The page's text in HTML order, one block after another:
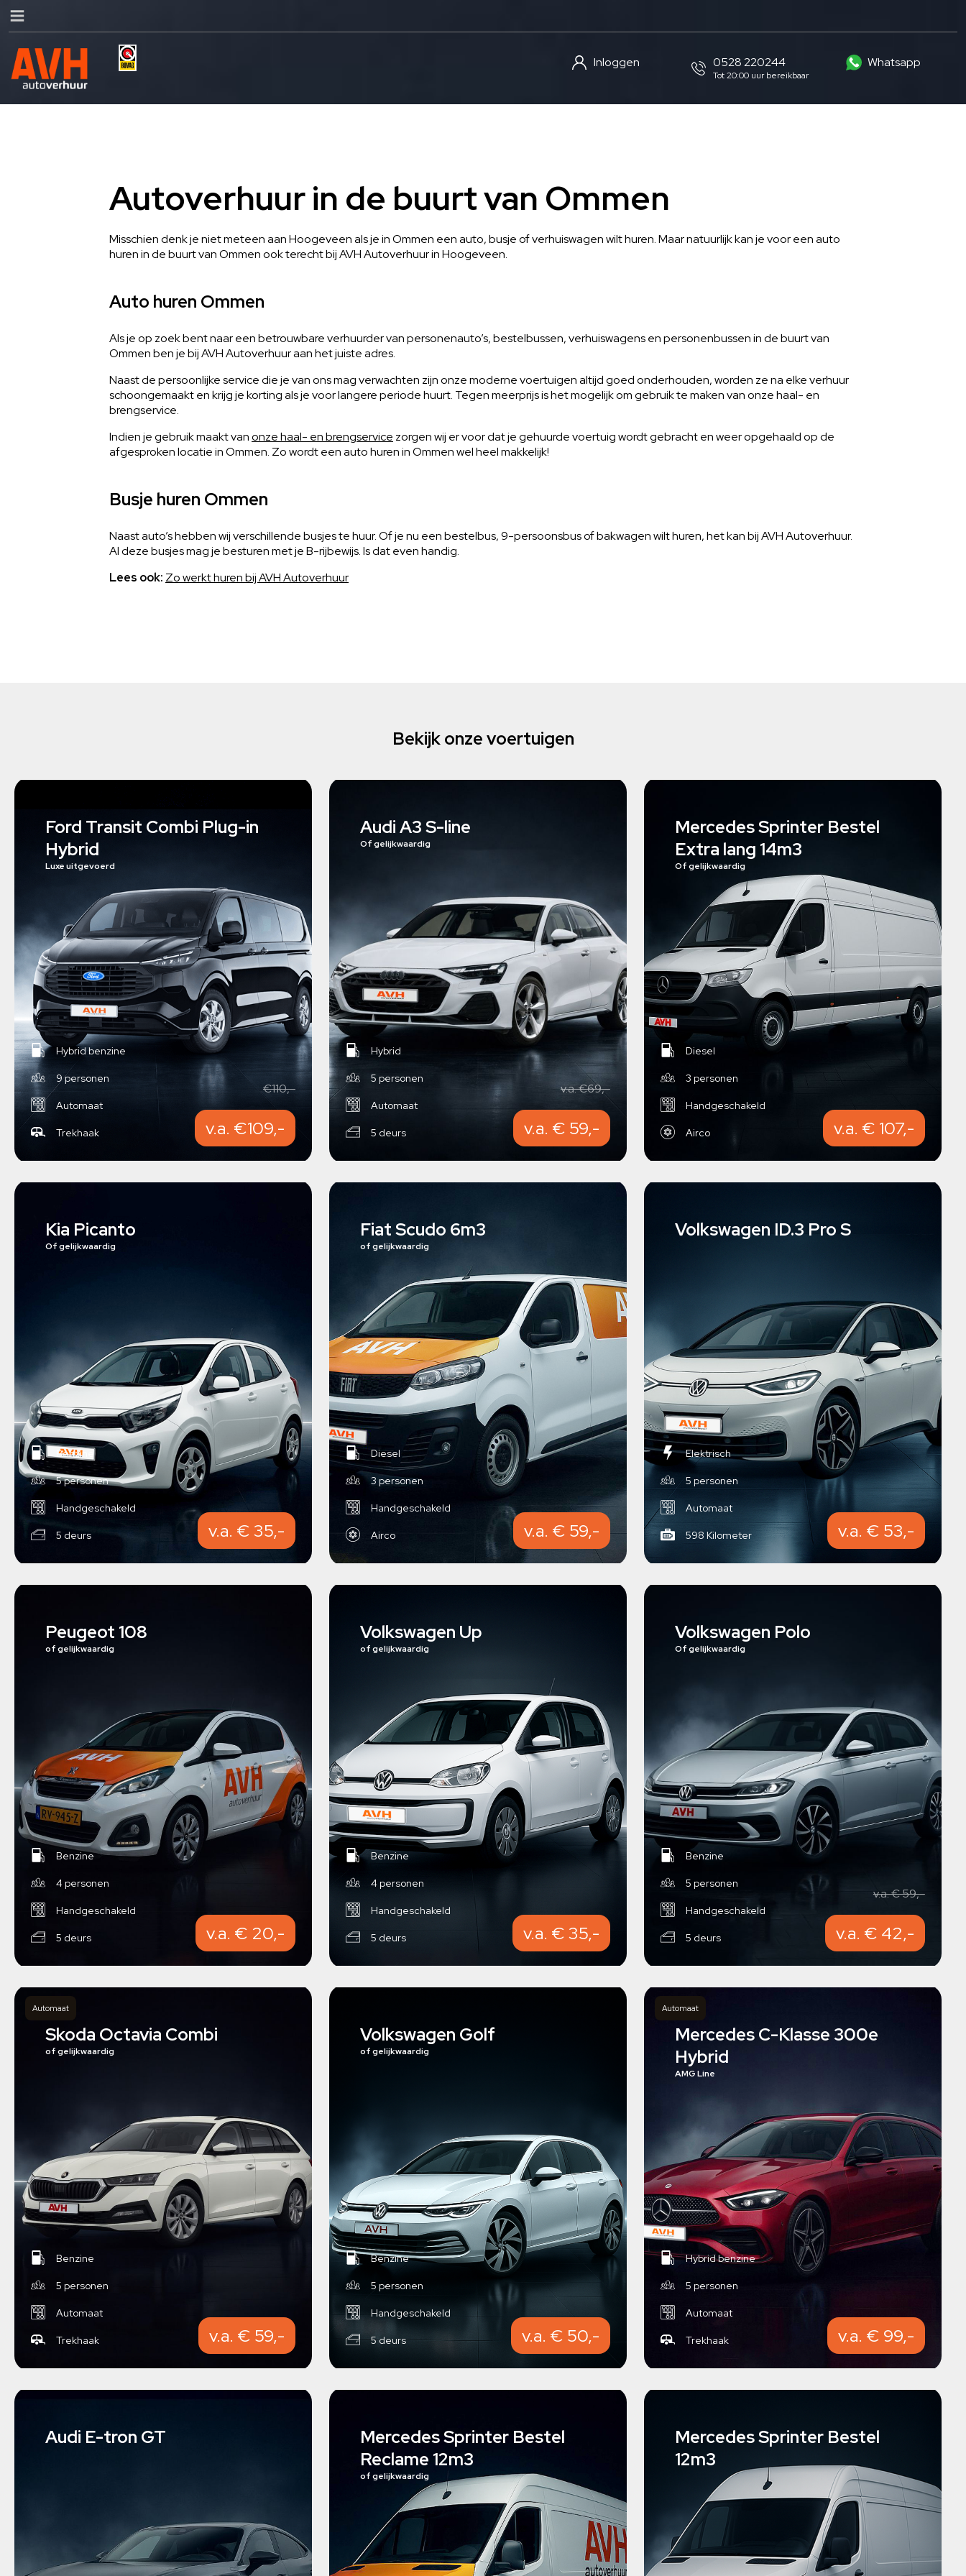
Whatsapp
0528 220244
Tot 20:00 uur bereikbaar
Inloggen
Autoverhuur in de buurt van Ommen
Misschien denk je niet meteen aan Hoogeveen als je in Ommen een auto, busje of verhuiswagen wilt huren. Maar natuurlijk kan je voor een auto
huren in de buurt van Ommen ook terecht bij AVH Autoverhuur in Hoogeveen.
Auto huren Ommen
Als je op zoek bent naar een betrouwbare verhuurder van personenauto’s, bestelbussen, verhuiswagens en personenbussen in de buurt van
Ommen ben je bij AVH Autoverhuur aan het juiste adres.
Naast de persoonlijke service die je van ons mag verwachten zijn onze moderne voertuigen altijd goed onderhouden, worden ze na elke verhuur
schoongemaakt en krijg je korting als je voor langere periode huurt. Tegen meerprijs is het mogelijk om gebruik te maken van onze haal- en
brengservice.
Indien je gebruik maakt vanonze haal- en brengservice zorgen wij er voor dat je gehuurde voertuig wordt gebracht en weer opgehaald op de
afgesproken locatie in Ommen. Zo wordt een auto huren in Ommen wel heel makkelijk!
Busje huren Ommen
Naast auto’s hebben wij verschillende busjes te huur. Of je nu een bestelbus, 9-persoonsbus of bakwagen wilt huren, het kan bij AVH Autoverhuur.
Al deze busjes mag je besturen met je B-rijbewijs. Is dat even handig.
Lees ook: Zo werkt huren bij AVH Autoverhuur
Bekijk onze voertuigen
Ford Transit Combi Plug-in
Hybrid
Luxe uitgevoerd
Hybrid benzine
9 personen
Automaat
Trekhaak
€110,-
v.a. €109,-
Audi A3 S-line
Of gelijkwaardig
Hybrid
5 personen
Automaat
5 deurs
v.a. €69,-
v.a. € 59,-
Mercedes Sprinter Bestel
Extra lang 14m3
Of gelijkwaardig
Diesel
3 personen
Handgeschakeld
Airco v.a. € 107,-
Kia Picanto
Of gelijkwaardig
Benzine
5 personen
Handgeschakeld
5 deurs v.a. € 35,-
Fiat Scudo 6m3
of gelijkwaardig
Diesel
3 personen
Handgeschakeld
Airco v.a. € 59,-
Volkswagen ID.3 Pro S
Elektrisch
5 personen
Automaat
598 Kilometer v.a. € 53,-
Peugeot 108
of gelijkwaardig
Benzine
4 personen
Handgeschakeld
5 deurs v.a. € 20,-
Volkswagen Up
of gelijkwaardig
Benzine
4 personen
Handgeschakeld
5 deurs v.a. € 35,-
Volkswagen Polo
Of gelijkwaardig
Benzine
5 personen
Handgeschakeld
5 deurs
v.a. € 59,-
v.a. € 42,-
Automaat
Skoda Octavia Combi
of gelijkwaardig
Benzine
5 personen
Automaat
Trekhaak v.a. € 59,-
Volkswagen Golf
of gelijkwaardig
Benzine
5 personen
Handgeschakeld
5 deurs v.a. € 50,-
Automaat
Mercedes C-Klasse 300e
Hybrid
AMG Line
Hybrid benzine
5 personen
Automaat
Trekhaak v.a. € 99,-
Audi E-tron GT
Mercedes Sprinter Bestel
Reclame 12m3
of gelijkwaardig
Mercedes Sprinter Bestel
12m3